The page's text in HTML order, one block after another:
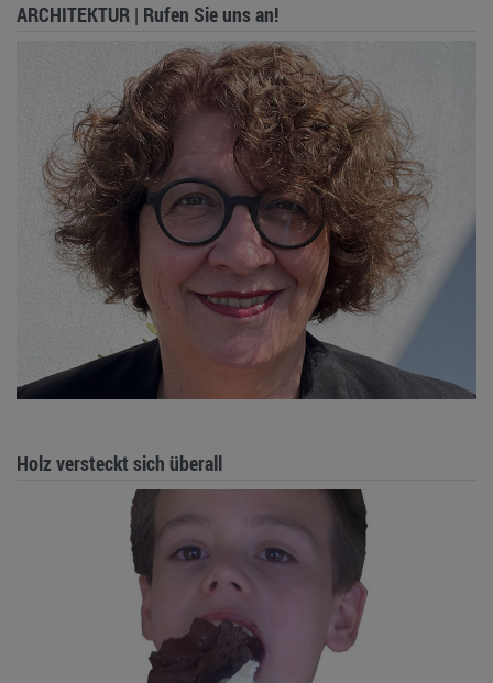
ARCHITEKTUR | Rufen Sie uns an!
Holz versteckt sich überall